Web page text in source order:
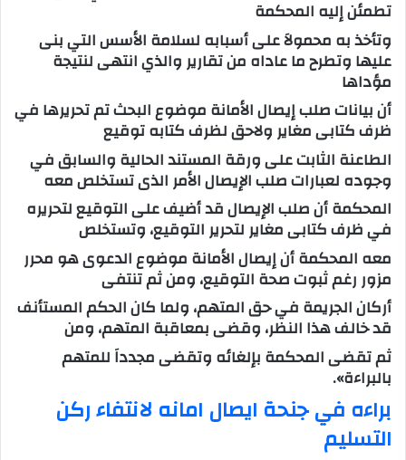
تطمئن إليه المحكمة
وتأخذ به محمولاَ على أسبابه لسلامة الأسس التي بنى
عليها وتطرح ما عاداه من تقارير والذي انتهى لنتيجة
مؤداها
أن بيانات صلب إيصال الأمانة موضوع البحث تم تحريرها في
ظرف كتابى مغاير ولاحق لظرف كتابه توقيع
الطاعنة الثابت على ورقة المستند الحالية والسابق في
وجوده لعبارات صلب الإيصال الأمر الذى تستخلص معه
المحكمة أن صلب الإيصال قد أضيف على التوقيع لتحريره
في ظرف كتابى مغاير لتحرير التوقيع، وتستخلص
معه المحكمة أن إيصال الأمانة موضوع الدعوى هو محرر
مزور رغم ثبوت صحة التوقيع، ومن ثم تنتفى
أركان الجريمة في حق المتهم، ولما كان الحكم المستأنف
قد خالف هذا النظر، وقضى بمعاقبة المتهم، ومن
ثم تقضى المحكمة بإلغائه وتقضى مجدداَ للمتهم
بالبراءة».
براءه في جنحة ايصال امانه لانتفاء ركن
التسليم